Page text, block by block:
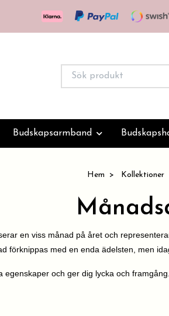
Budskapsarmband
Hem Kollektioner
en viss månad på året och
förknippas med en enda ädelsten, men
egenskaper och ger dig lycka och